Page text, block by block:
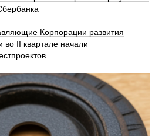
Корпорации развития
во II квартале начали